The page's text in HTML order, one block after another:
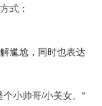
式：
尴尬，同时也表达
小帅哥/小美女。”